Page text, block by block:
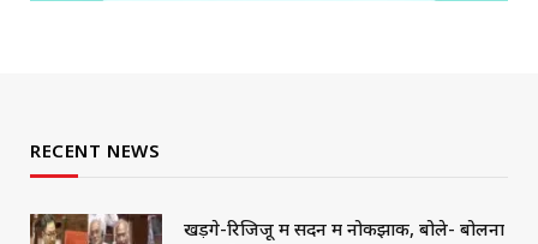
RECENT NEWS
खड़गे-रिजिजू में सदन में नोकझोंक, बोले- बोलना